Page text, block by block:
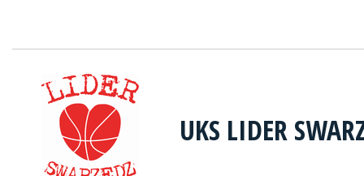
UKS LIDER